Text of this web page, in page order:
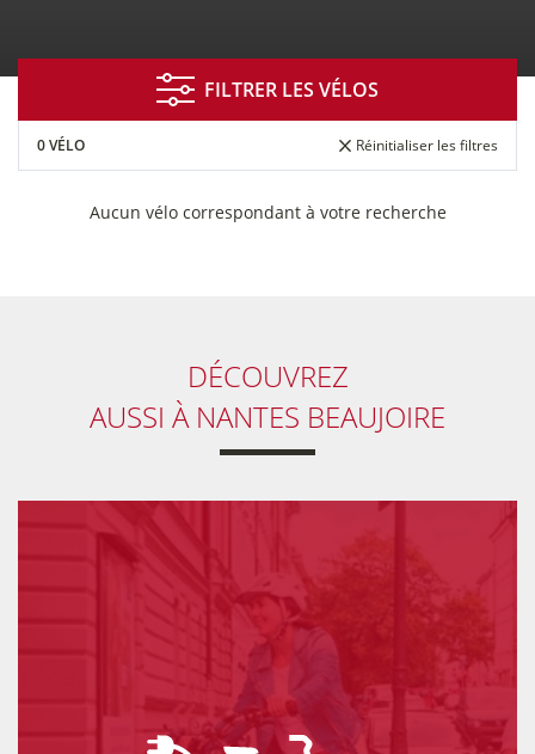
Entretien
Financement
Vélo
de courtoisie
Marquage
FILTRER LES VÉLOS
0 VÉLO Réinitialiser les filtres
Aucun vélo correspondant à votre recherche
DÉCOUVREZ
AUSSI À NANTES BEAUJOIRE